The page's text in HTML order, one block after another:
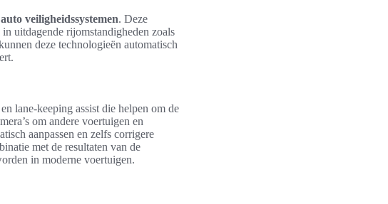
veiligheidssystemen. Deze
uitdagende rijomstandigheden zoals
deze technologieën automatisch
lane-keeping assist die helpen om de
om andere voertuigen en
aanpassen en zelfs corrigere
met de resultaten van de
in moderne voertuigen.